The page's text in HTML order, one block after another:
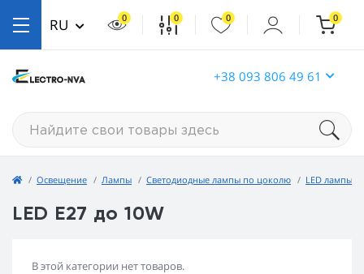
+38 093 806 49 61
RU 0 0 0 0
Освещение Лампы Светодиодные лампы по цоколю LED лампы
LED E27 до 10W
В этой категории нет товаров.